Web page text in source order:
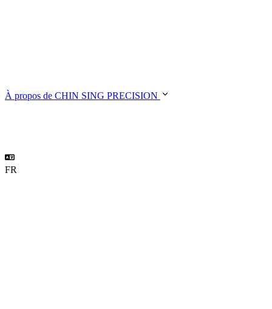
À propos de CHIN SING PRECISION
FR